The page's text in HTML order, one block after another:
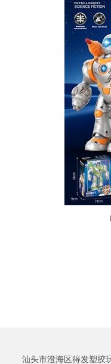
汕头市澄海区得发塑胶